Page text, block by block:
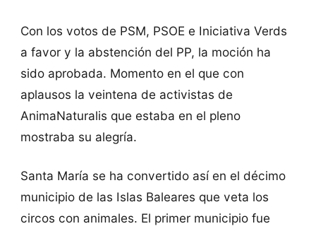
Con los votos de PSM, PSOE e Iniciativa Verds
a favor y la abstención del PP, la moción ha
sido aprobada. Momento en el que con
aplausos la veintena de activistas de
AnimaNaturalis que estaba en el pleno
mostraba su alegría.
Santa María se ha convertido así en el décimo
municipio de las Islas Baleares que veta los
circos con animales. El primer municipio fue